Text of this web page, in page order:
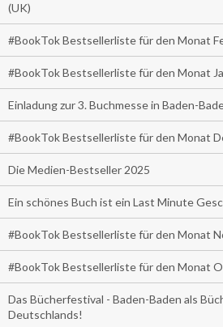
(UK)
#BookTok Bestsellerliste für den Monat
#BookTok Bestsellerliste für den Monat
Einladung zur 3. Buchmesse in Baden-
#BookTok Bestsellerliste für den Monat
Die Medien-Bestseller 2025
Ein schönes Buch ist ein Last Minute
#BookTok Bestsellerliste für den Monat
#BookTok Bestsellerliste für den Monat
Das Bücherfestival - Baden-Baden als
Deutschlands!